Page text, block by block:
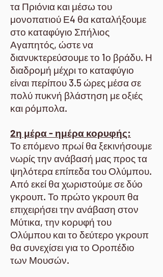
τα Πριόνια και μέσω του
μονοπατιού Ε4 θα καταλήξουμε
στο καταφύγιο Σπήλιος
Αγαπητός, ώστε να
διανυκτερεύσουμε το 1ο βράδυ. Η
διαδρομή μέχρι το καταφύγιο
είναι περίπου 3.5 ώρες μέσα σε
πολύ πυκνή βλάστηση με οξιές
και ρόμπολα.
2η μέρα - ημέρα κορυφής:
Το επόμενο πρωί θα ξεκινήσουμε
νωρίς την ανάβασή μας προς τα
ψηλότερα επίπεδα του Ολύμπου.
Από εκεί θα χωριστούμε σε δύο
γκρουπ. Το πρώτο γκρουπ θα
επιχειρήσει την ανάβαση στον
Μύτικα, την κορυφή του
Ολύμπου και το δεύτερο γκρουπ
θα συνεχίσει για το Οροπέδιο
των Μουσών.